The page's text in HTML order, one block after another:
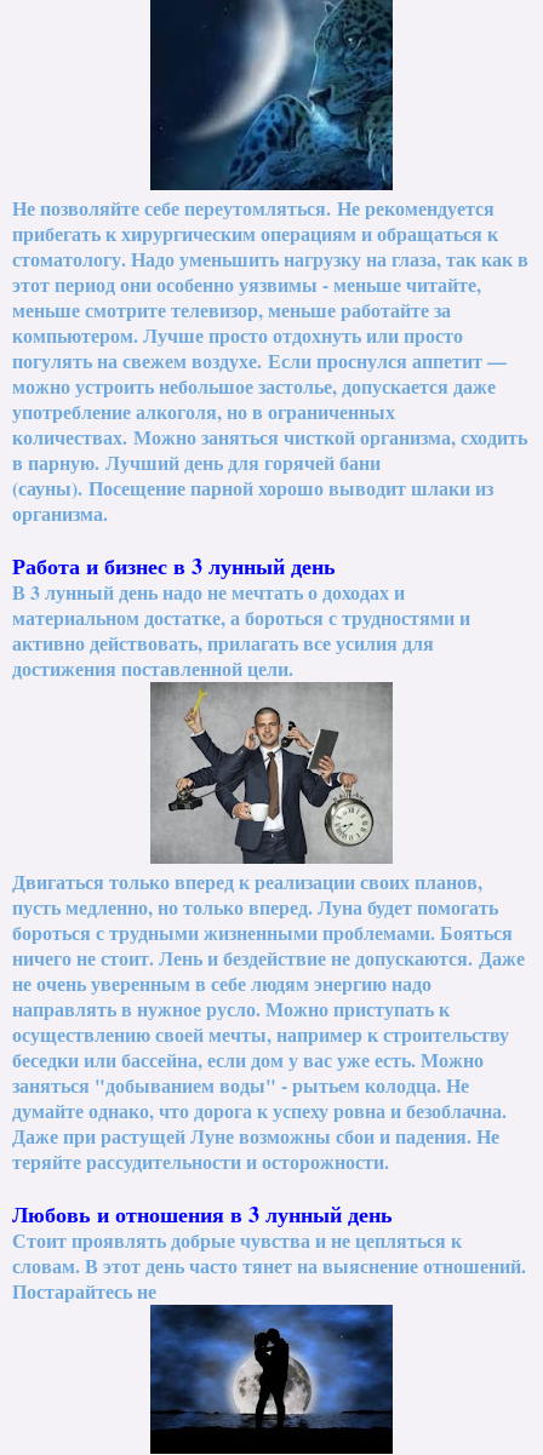
Не позволяйте себе переутомляться. Не рекомендуется
прибегать к хирургическим операциям и обращаться к
стоматологу. Надо уменьшить нагрузку на глаза, так как в
этот период они особенно уязвимы - меньше читайте,
меньше смотрите телевизор, меньше работайте за
компьютером. Лучше просто отдохнуть или просто
погулять на свежем воздухе. Если проснулся аппетит —
можно устроить небольшое застолье, допускается даже
употребление алкоголя, но в ограниченных
количествах. Можно заняться чисткой организма, сходить
в парную. Лучший день для горячей бани
(сауны). Посещение парной хорошо выводит шлаки из
организма.
Работа и бизнес в 3 лунный день
В 3 лунный день надо не мечтать о доходах и
материальном достатке, а бороться с трудностями и
активно действовать, прилагать все усилия для
достижения поставленной цели.
Двигаться только вперед к реализации своих планов,
пусть медленно, но только вперед. Луна будет помогать
бороться с трудными жизненными проблемами. Бояться
ничего не стоит. Лень и бездействие не допускаются. Даже
не очень уверенным в себе людям энергию надо
направлять в нужное русло. Можно приступать к
осуществлению своей мечты, например к строительству
беседки или бассейна, если дом у вас уже есть. Можно
заняться "добыванием воды" - рытьем колодца. Не
думайте однако, что дорога к успеху ровна и безоблачна.
Даже при растущей Луне возможны сбои и падения. Не
теряйте рассудительности и осторожности.
Любовь и отношения в 3 лунный день
Стоит проявлять добрые чувства и не цепляться к
словам. В этот день часто тянет на выяснение отношений.
Постарайтесь не